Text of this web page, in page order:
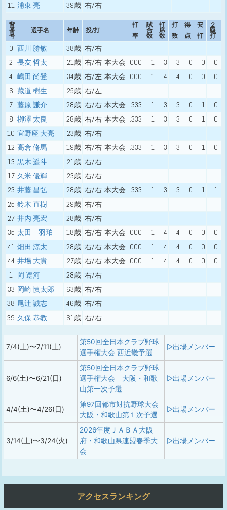
11 浦東 亮 39歳 右/右
背
番
号
選手名 年齢 投/打
打
率
試
合
数
打
席
数
打
数
得
点
安
打
２
塁
打
0 西川 勝敏 38歳 右/右
2 長友 哲太 21歳 右/右 本大会 .000 1 3 3 0 0 0
4 嶋田 尚登 34歳 右/左 本大会 .000 1 4 4 0 0 0
6 藏道 樹生 25歳 右/左
7 藤原 謙介 28歳 右/右 本大会 .333 1 3 3 0 1 0
8 栁澤 太良 28歳 右/右 本大会 .333 1 3 3 0 1 0
10 宜野座 大亮 23歳 右/右
12 高倉 脩馬 19歳 右/右 本大会 .333 1 3 3 0 1 0
13 黒木 遥斗 21歳 右/右
17 久米 優輝 23歳 右/右
23 井藤 昌弘 28歳 右/右 本大会 .333 1 3 3 0 1 1
25 鈴木 直樹 29歳 右/右
27 井内 亮宏 28歳 右/右
35 太⽥ ⽻珀 18歳 右/右 本大会 .000 1 4 4 0 0 0
41 畑田 涼太 28歳 右/右 本大会 .000 1 4 4 0 0 0
44 井場 大貴 27歳 右/右 本大会 .000 1 4 4 0 0 0
1 岡 遼河 28歳 右/右
33 岡崎 慎太郎 63歳 右/右
38 尾辻 誠志 46歳 右/右
39 久保 恭教 61歳 右/右
7/4(土)〜7/11(土)
第50回全日本クラブ野球
選手権大会 西近畿予選
▷出場メンバー
6/6(土)〜6/21(日)
第50回全日本クラブ野球
選手権大会 大阪・和歌
山第一次予選
▷出場メンバー
4/4(土)〜4/26(日)
第97回都市対抗野球大会
大阪・和歌山第１次予選
▷出場メンバー
3/14(土)〜3/24(火)
2026年度ＪＡＢＡ大阪
府・和歌山県連盟春季大
会
▷出場メンバー
アクセスランキング